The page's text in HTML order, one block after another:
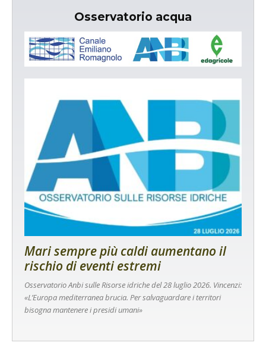
Osservatorio acqua
Mari sempre più caldi aumentano il
rischio di eventi estremi
Osservatorio Anbi sulle Risorse idriche del 28 luglio 2026. Vincenzi:
«L’Europa mediterranea brucia. Per salvaguardare i territori
bisogna mantenere i presidi umani»